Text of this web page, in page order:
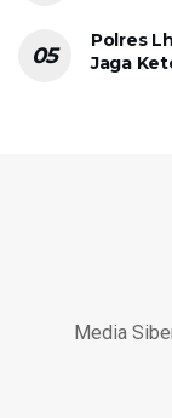
Polres
Jaga
Media